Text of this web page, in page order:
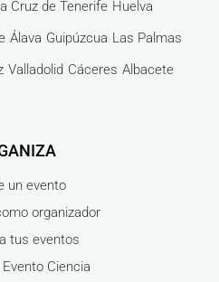
Cruz de Tenerife Huelva
Álava Guipúzcua Las Palmas
Valladolid Cáceres Albacete
un evento
organizador
tus eventos
Ciencia